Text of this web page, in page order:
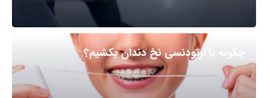
چگونه با ارتودنسی نخ دندان بکشیم؟